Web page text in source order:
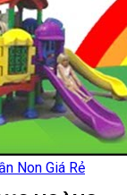
Non Giá Rẻ